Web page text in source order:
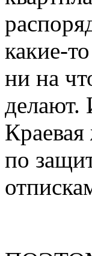
какие-
ни на
делают.
по